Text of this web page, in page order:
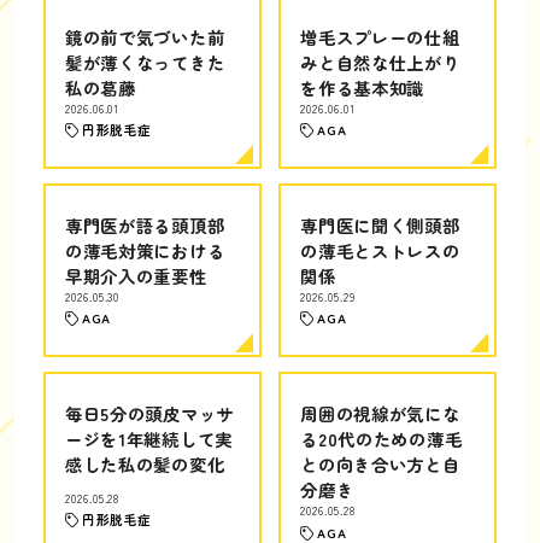
鏡の前で気づいた前
髪が薄くなってきた
私の葛藤
2026.06.01
円形脱毛症
増毛スプレーの仕組
みと自然な仕上がり
を作る基本知識
2026.06.01
AGA
専門医が語る頭頂部
の薄毛対策における
早期介入の重要性
2026.05.30
AGA
専門医に聞く側頭部
の薄毛とストレスの
関係
2026.05.29
AGA
毎日5分の頭皮マッサ
ージを1年継続して実
感した私の髪の変化
2026.05.28
円形脱毛症
周囲の視線が気にな
る20代のための薄毛
との向き合い方と自
分磨き
2026.05.28
AGA